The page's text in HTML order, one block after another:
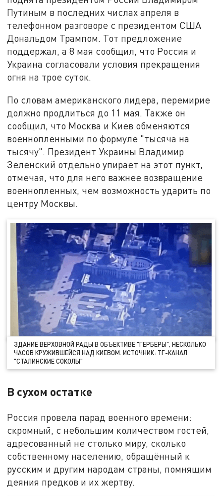
Путиным в последних числах апреля в
телефонном разговоре с президентом США
Дональдом Трампом. Тот предложение
поддержал, а 8 мая сообщил, что Россия и
Украина согласовали условия прекращения
огня на трое суток.
По словам американского лидера, перемирие
должно продлиться до 11 мая. Также он
сообщил, что Москва и Киев обменяются
военнопленными по формуле "тысяча на
тысячу". Президент Украины Владимир
Зеленский отдельно упирает на этот пункт,
отмечая, что для него важнее возвращение
военнопленных, чем возможность ударить по
центру Москвы.
ЗДАНИЕ ВЕРХОВНОЙ РАДЫ В ОБЪЕКТИВЕ "ГЕРБЕРЫ", НЕСКОЛЬКО
ЧАСОВ КРУЖИВШЕЙСЯ НАД КИЕВОМ. ИСТОЧНИК: ТГ-КАНАЛ
"СТАЛИНСКИЕ СОКОЛЫ"
В сухом остатке
Россия провела парад военного времени:
скромный, с небольшим количеством гостей,
адресованный не столько миру, сколько
собственному населению, обращённый к
русским и другим народам страны, помнящим
деяния предков и их жертву.